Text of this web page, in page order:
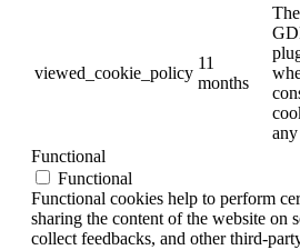
viewed_cookie_policy
11
months
Functional
Functional
Functional cookies help to perform
sharing the content of the website on
collect feedbacks, and other third-